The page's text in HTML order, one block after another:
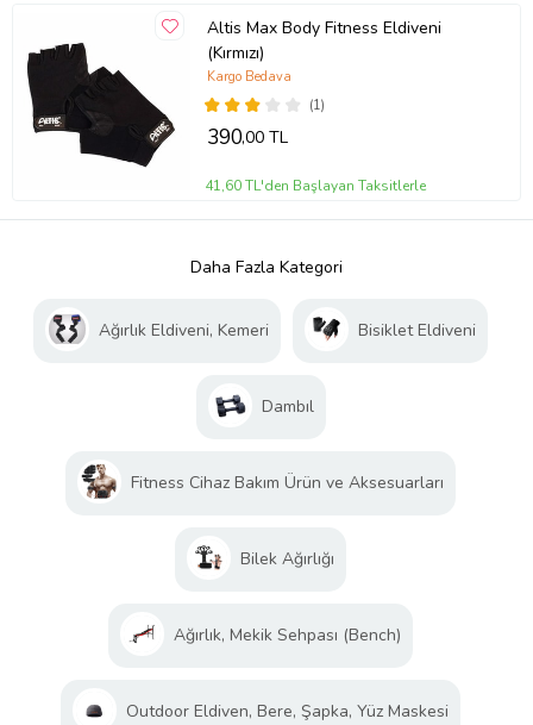
Altis Max Body Fitness Eldiveni
(Kırmızı)
(1)
Kargo Bedava
390,00 TL
41,60 TL'den Başlayan Taksitlerle
Daha Fazla Kategori
Ağırlık Eldiveni, Kemeri Bisiklet Eldiveni
Dambıl
Fitness Cihaz Bakım Ürün ve Aksesuarları
Bilek Ağırlığı
Ağırlık, Mekik Sehpası (Bench)
Outdoor Eldiven, Bere, Şapka, Yüz Maskesi